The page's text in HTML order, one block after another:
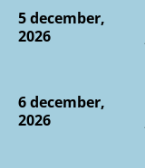
5 december,
2026
6 december,
2026